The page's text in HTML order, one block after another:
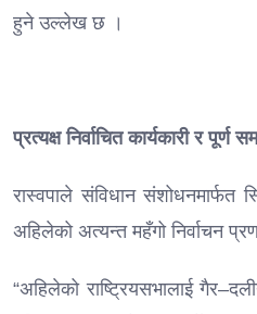
हुने उल्लेख छ ।
प्रत्यक्ष निर्वाचित कार्यकारी र पूर्ण
रास्वपाले संविधान संशोधनमार्फत
अहिलेको अत्यन्त महँगो निर्वाचन
“अहिलेको राष्ट्रियसभालाई